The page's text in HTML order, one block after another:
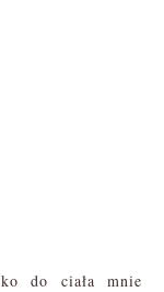
do ciała mnie